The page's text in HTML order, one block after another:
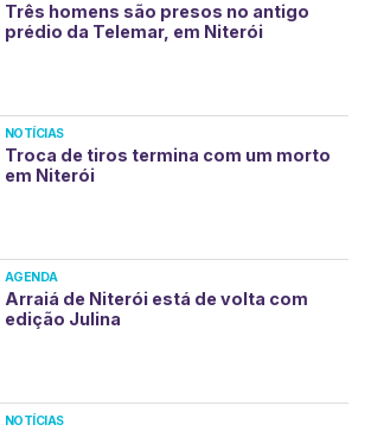
Três homens são presos no antigo
prédio da Telemar, em Niterói
NOTÍCIAS
Troca de tiros termina com um morto
em Niterói
AGENDA
Arraiá de Niterói está de volta com
edição Julina
NOTÍCIAS